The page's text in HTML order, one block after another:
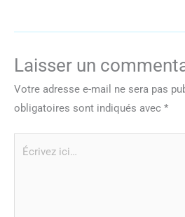
Laisser un
Votre adresse e-mail ne sera pas
obligatoires sont indiqués avec *